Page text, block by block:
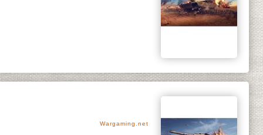
Wargaming.net